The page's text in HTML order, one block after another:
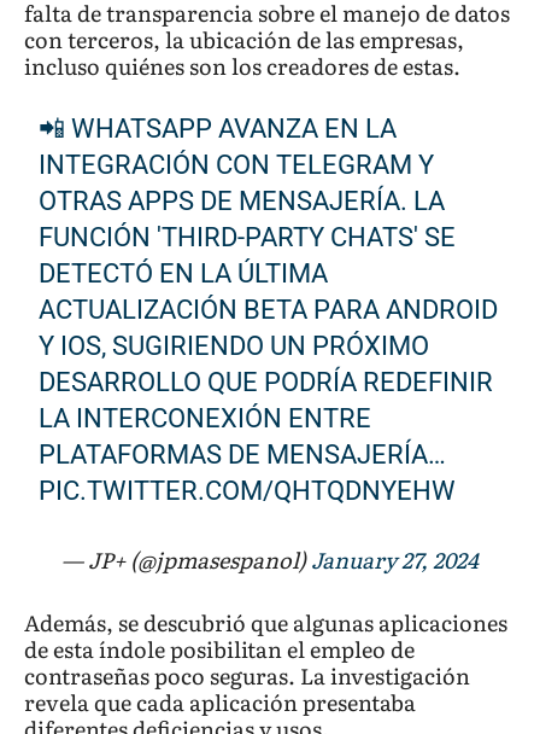
falta de transparencia sobre el manejo de datos
con terceros, la ubicación de las empresas,
incluso quiénes son los creadores de estas.
📲 WHATSAPP AVANZA EN LA
INTEGRACIÓN CON TELEGRAM Y
OTRAS APPS DE MENSAJERÍA. LA
FUNCIÓN 'THIRD-PARTY CHATS' SE
DETECTÓ EN LA ÚLTIMA
ACTUALIZACIÓN BETA PARA ANDROID
Y IOS, SUGIRIENDO UN PRÓXIMO
DESARROLLO QUE PODRÍA REDEFINIR
LA INTERCONEXIÓN ENTRE
PLATAFORMAS DE MENSAJERÍA…
PIC.TWITTER.COM/QHTQDNYEHW
— JP+ (@jpmasespanol)January 27, 2024
Además, se descubrió que algunas aplicaciones
de esta índole posibilitan el empleo de
contraseñas poco seguras. La investigación
revela que cada aplicación presentaba